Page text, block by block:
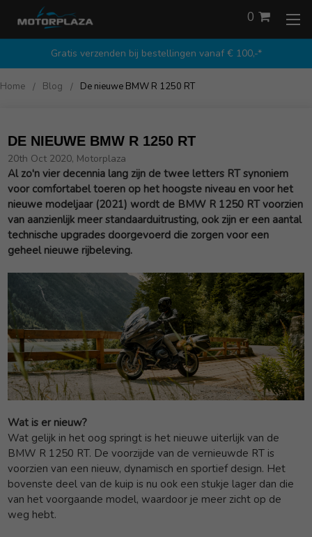
Gratis verzenden bij bestellingen vanaf € 100,-*
0
Home Blog De nieuwe BMW R 1250 RT
DE NIEUWE BMW R 1250 RT
20th Oct 2020, Motorplaza
Al zo'n vier decennia lang zijn de twee letters RT synoniem
voor comfortabel toeren op het hoogste niveau en voor het
nieuwe modeljaar (2021) wordt de BMW R 1250 RT voorzien
van aanzienlijk meer standaarduitrusting, ook zijn er een aantal
technische upgrades doorgevoerd die zorgen voor een
geheel nieuwe rijbeleving.
Wat is er nieuw?
Wat gelijk in het oog springt is het nieuwe uiterlijk van de
BMW R 1250 RT. De voorzijde van de vernieuwde RT is
voorzien van een nieuw, dynamisch en sportief design. Het
bovenste deel van de kuip is nu ook een stukje lager dan die
van het voorgaande model, waardoor je meer zicht op de
weg hebt.